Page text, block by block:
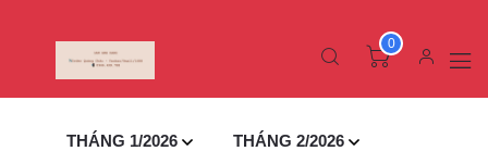
0
THÁNG 1/2026 THÁNG 2/2026